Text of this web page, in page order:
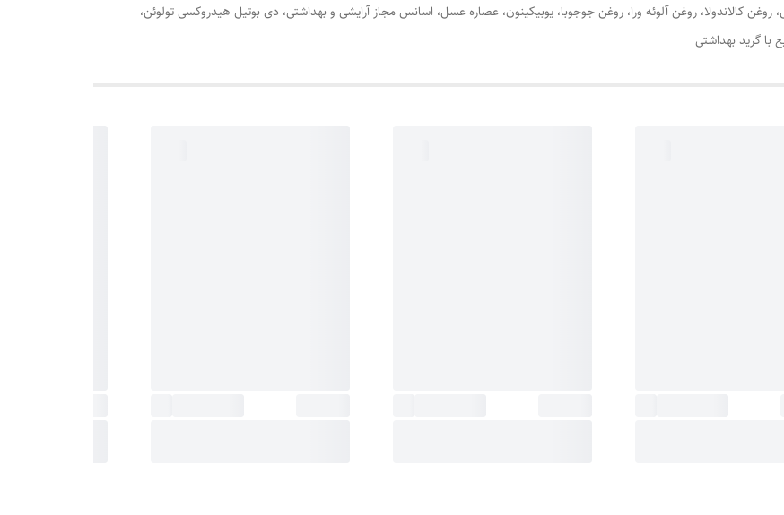
روغن کالاندولا، روغن آلوئه ورا، روغن جوجوبا، یوبیکینون، عصاره عسل، اسانس مجاز آرایشی و بهداشتی، دی بوتیل هیدروکسی تولوئن،